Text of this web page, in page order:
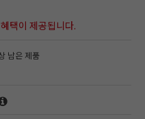
택이 제공됩니다.
남은 제품